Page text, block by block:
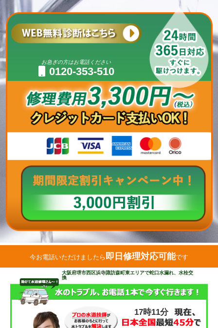
お急ぎの方はお電話ください
0120-353-510
今お電話いただけましたら 即日修理対応可能です
大阪府堺市西区浜寺諏訪森町東エリアで蛇口水漏れ、水栓交
換
17時11分